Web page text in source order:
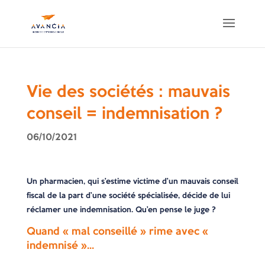
Vie des sociétés : mauvais
conseil = indemnisation ?
06/10/2021
Un pharmacien, qui s’estime victime d’un mauvais conseil
fiscal de la part d’une société spécialisée, décide de lui
réclamer une indemnisation. Qu’en pense le juge ?
Quand « mal conseillé » rime avec «
indemnisé »…